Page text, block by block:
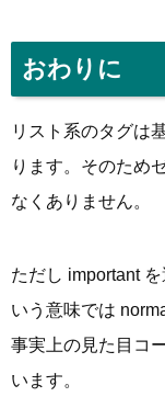
おわりに
リスト系のタグは
ります。そのため
なくありません。
ただし important
いう意味では
事実上の見た目コ
います。